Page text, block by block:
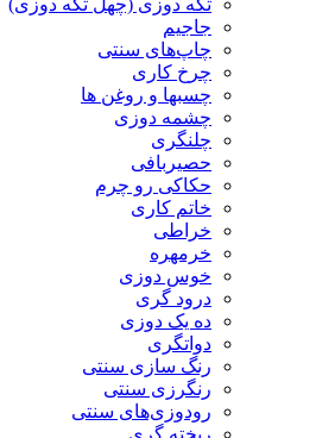
تکه دوزی (چهل تکه دوزی)
جاجیم
چاپ‌های سنتی
چرخ کاری
چسبها و روغن ها
چشمه دوزی
چلنگری
حصیربافی
حکاکی رو چرم
خاتم کاری
خراطی
خرمهره
خوس دوزی
درود گری
ده یک دوزی
دواتگری
رنگ سازی سنتی
رنگرزی سنتی
رودوزی‌های سنتی